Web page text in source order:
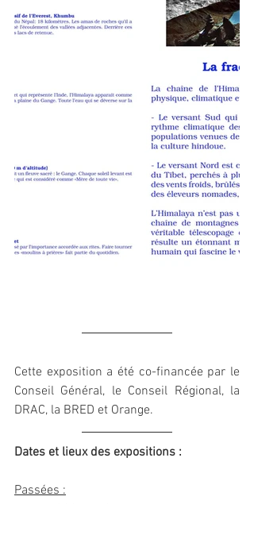
Cette exposition a été co-financée par le
Conseil Général, le Conseil Régional, la
DRAC, la BRED et Orange.
Dates et lieux des expositions :
Passées :